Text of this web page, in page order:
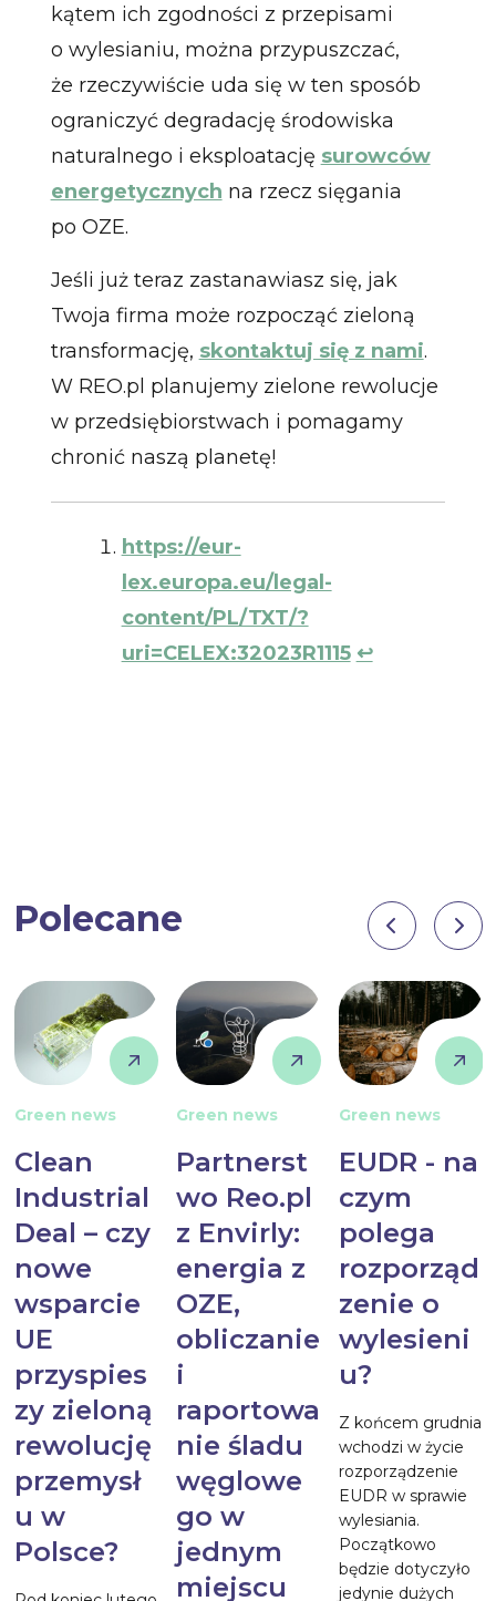
kątem ich zgodności z przepisami
o wylesianiu, można przypuszczać,
że rzeczywiście uda się w ten sposób
ograniczyć degradację środowiska
naturalnego i eksploatację surowców
energetycznych na rzecz sięgania
po OZE.
Jeśli już teraz zastanawiasz się, jak
Twoja firma może rozpocząć zieloną
transformację, skontaktuj się z nami.
W REO.pl planujemy zielone rewolucje
w przedsiębiorstwach i pomagamy
chronić naszą planetę!
https://eur-
lex.europa.eu/legal-
content/PL/TXT/?
uri=CELEX:32023R1115 ↩︎
Polecane
Green news
Clean
Industrial
Deal – czy
nowe
wsparcie
UE
przyspies
zy zieloną
rewolucję
przemysł
u w
Polsce?
Green news
Partnerst
wo Reo.pl
z Envirly:
energia z
OZE,
obliczanie
i
raportowa
nie śladu
węglowe
go w
jednym
miejscu
Green news
EUDR - na
czym
polega
rozporząd
zenie o
wylesieni
u?
Z końcem grudnia
wchodzi w życie
rozporządzenie
EUDR w sprawie
wylesiania.
Początkowo
będzie dotyczyło
jedynie dużych